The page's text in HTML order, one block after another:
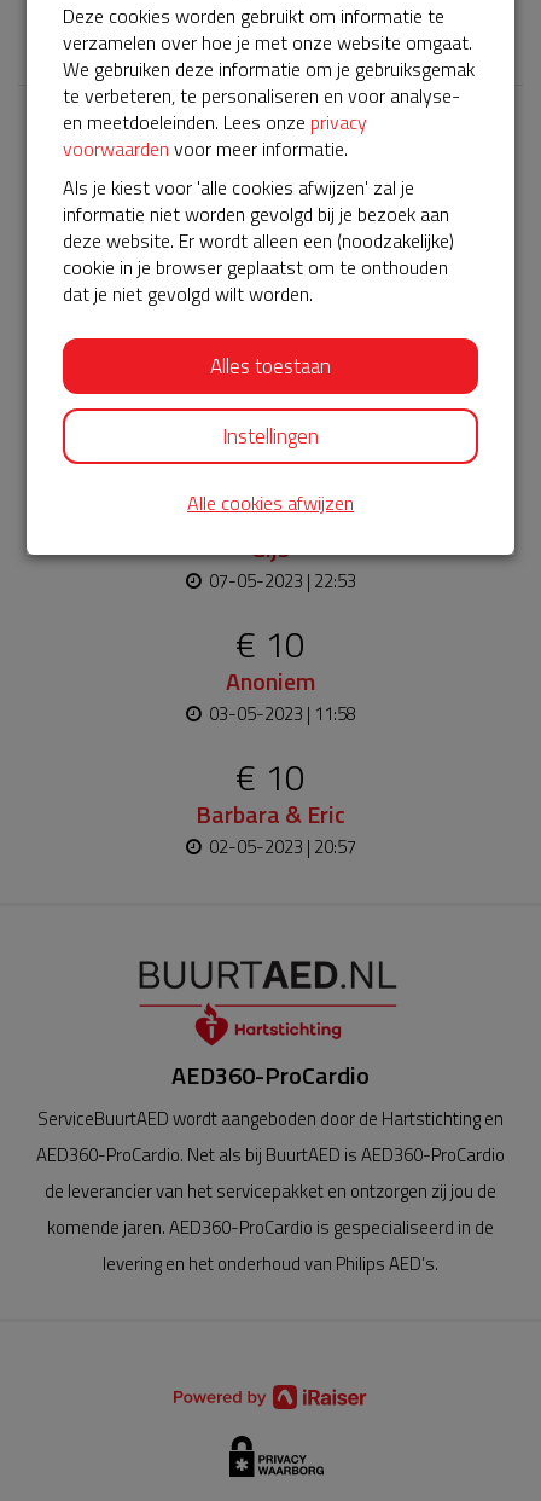
𝕏
Laatste donaties
Bekijk alle
€ 50
Anoniem
€ 5
Anoniem
07-05-2023 | 23:11
€ 10
Gijs
07-05-2023 | 22:53
€ 10
Anoniem
03-05-2023 | 11:58
€ 10
Barbara & Eric
02-05-2023 | 20:57
AED360-ProCardio
ServiceBuurtAED wordt aangeboden door de Hartstichting en
AED360-ProCardio. Net als bij BuurtAED is AED360-ProCardio
de leverancier van het servicepakket en ontzorgen zij jou de
komende jaren. AED360-ProCardio is gespecialiseerd in de
levering en het onderhoud van Philips AED’s.
Deze cookies worden gebruikt om informatie te
verzamelen over hoe je met onze website omgaat.
We gebruiken deze informatie om je gebruiksgemak
te verbeteren, te personaliseren en voor analyse-
en meetdoeleinden. Lees onze privacy
voorwaarden voor meer informatie.
Als je kiest voor 'alle cookies afwijzen' zal je
informatie niet worden gevolgd bij je bezoek aan
deze website. Er wordt alleen een (noodzakelijke)
cookie in je browser geplaatst om te onthouden
dat je niet gevolgd wilt worden.
Alles toestaan
Instellingen
Alle cookies afwijzen